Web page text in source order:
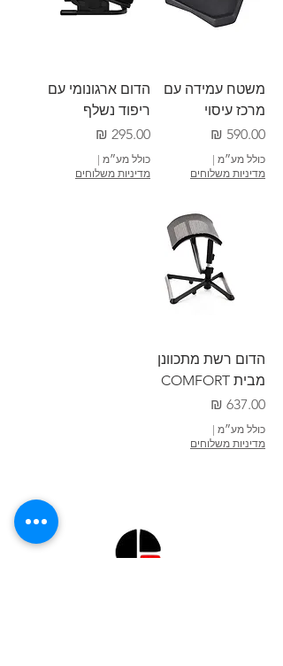
משטח עמידה עם
מרכז עיסוי
מחיר
כולל מע״מ |
מדיניות משלוחים
הדום ארגונומי עם
ריפוד נשלף
מחיר
כולל מע״מ |
מדיניות משלוחים
הדום רשת מתכוונן
מבית COMFORT
מחיר
כולל מע״מ |
מדיניות משלוחים